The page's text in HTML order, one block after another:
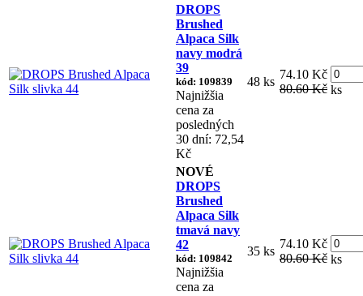
DROPS
Brushed
Alpaca Silk
navy modrá
39
kód: 109839
Najnižšia
cena za
posledných
30 dní: 72,54
Kč
48 ks
74.10 Kč
80.60 Kč ks
NOVÉ
DROPS
Brushed
Alpaca Silk
tmavá navy
42
kód: 109842
Najnižšia
cena za
35 ks
74.10 Kč
80.60 Kč ks